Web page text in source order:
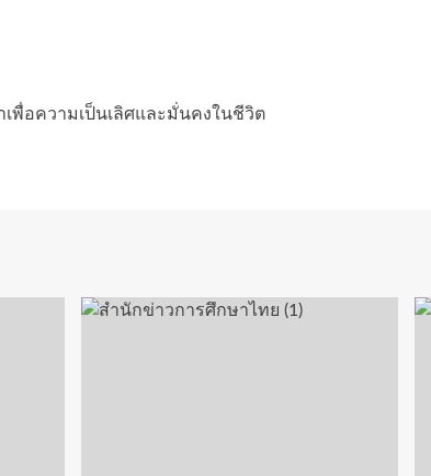
เพื่อความเป็นเลิศและมั่นคงในชีวิต